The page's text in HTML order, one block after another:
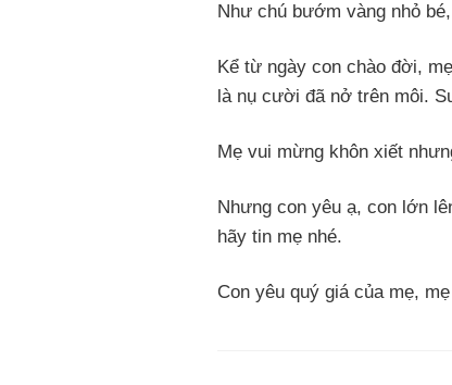
Như chú bướm vàng nhỏ
Kể từ ngày con chào đời,
là nụ cười đã nở trên môi.
Mẹ vui mừng khôn xiết
Nhưng con yêu ạ, con lớn
hãy tin mẹ nhé.
Con yêu quý giá của mẹ,